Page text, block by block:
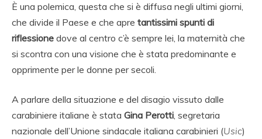
È una polemica, questa che si è diffusa negli ultimi giorni,
che divide il Paese e che apre tantissimi spunti di
riflessione dove al centro c’è sempre lei, la maternità che
si scontra con una visione che è stata predominante e
opprimente per le donne per secoli.
A parlare della situazione e del disagio vissuto dalle
carabiniere italiane è stata Gina Perotti, segretaria
nazionale dell’Unione sindacale italiana carabinieri (Usic)